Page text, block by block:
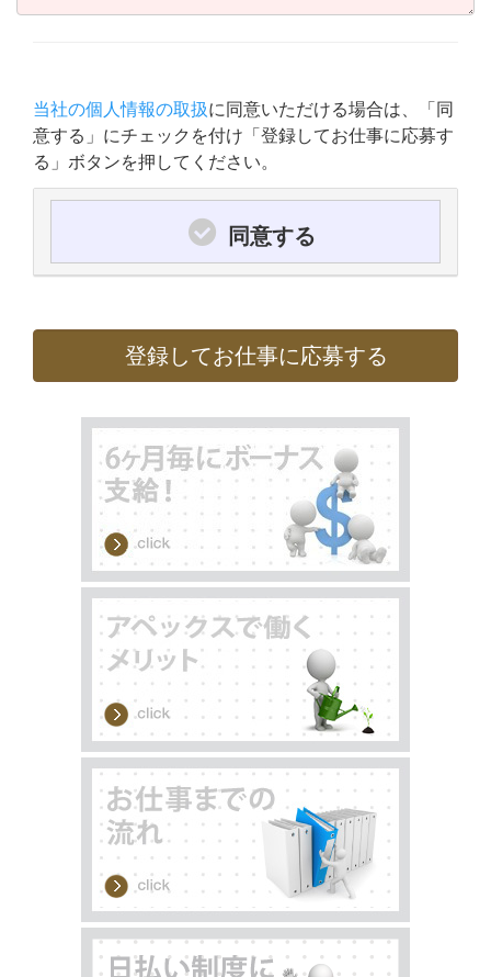
当社の個人情報の取扱に同意いただける場合は、「同
意する」にチェックを付け「登録してお仕事に応募す
る」ボタンを押してください。
同意する